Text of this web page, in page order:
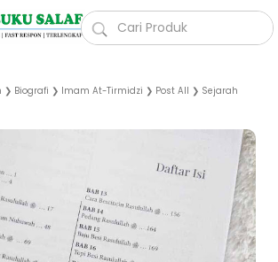
❯ Biografi ❯ Imam At-Tirmidzi ❯ Post All ❯ Sejarah